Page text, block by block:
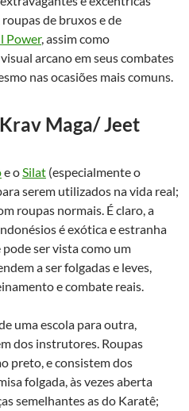
de bruxos e de
Power, assim como
arcano em seus combates
nas ocasiões mais comuns.
Maga/ Jeet
e oSilat (especialmente o
serem utilizados na vida real;
roupas normais. É claro, a
é exótica e estranha
ser vista como um
a ser folgadas e leves,
e combate reais.
uma escola para outra,
dos instrutores. Roupas
preto, e consistem dos
folgada, às vezes aberta
semelhantes as do Karatê;